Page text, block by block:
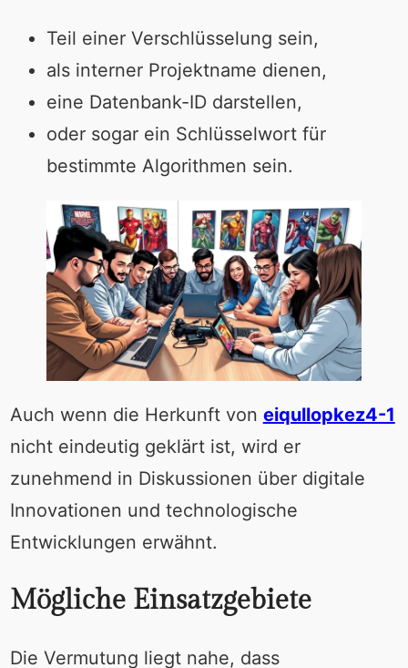
Teil einer Verschlüsselung sein,
als interner Projektname dienen,
eine Datenbank-ID darstellen,
oder sogar ein Schlüsselwort für
bestimmte Algorithmen sein.
Auch wenn die Herkunft von eiqullopkez4-1
nicht eindeutig geklärt ist, wird er
zunehmend in Diskussionen über digitale
Innovationen und technologische
Entwicklungen erwähnt.
Mögliche Einsatzgebiete
Die Vermutung liegt nahe, dass